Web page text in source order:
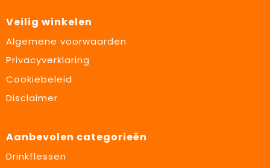
Veilig winkelen
Algemene voorwaarden
Privacyverklaring
Cookiebeleid
Disclaimer
Aanbevolen categorieën
Drinkflessen